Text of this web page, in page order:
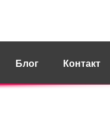
Блог Контакт